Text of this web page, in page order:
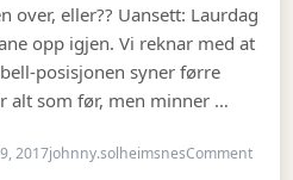
over, eller?? Uansett: Laurdag
opp igjen. Vi reknar med at
posisjonen syner førre
alt som før, men minner …
2017johnny.solheimsnesCommenton